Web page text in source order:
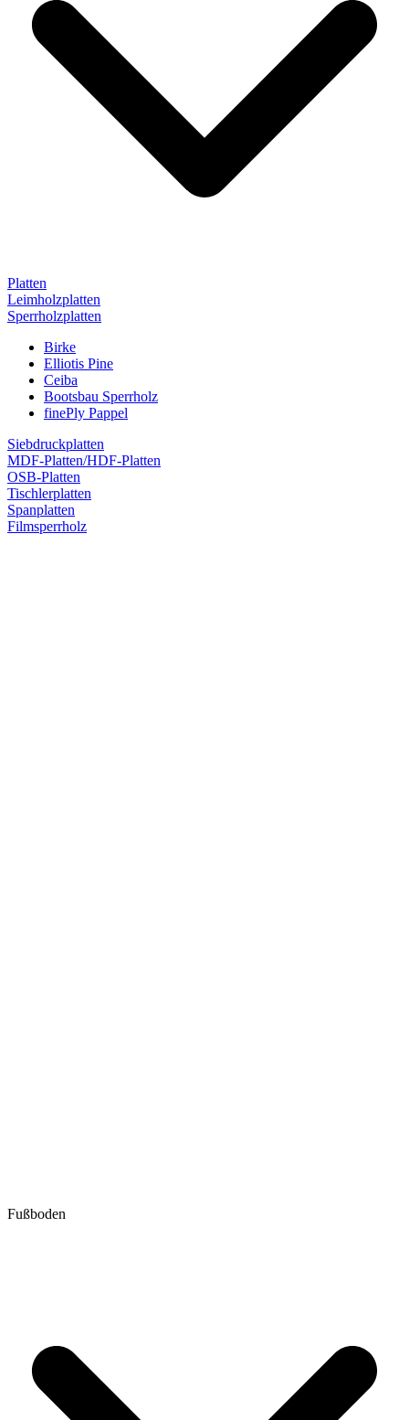
Platten
Leimholzplatten
Sperrholzplatten
Birke
Elliotis Pine
Ceiba
Bootsbau Sperrholz
finePly Pappel
Siebdruckplatten
MDF-Platten/HDF-Platten
OSB-Platten
Tischlerplatten
Spanplatten
Filmsperrholz
Fußboden